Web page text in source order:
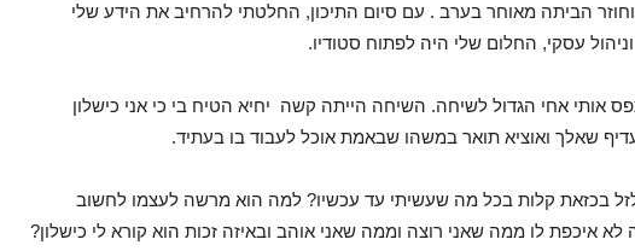
הביתה מאוחר בערב . עם סיום התיכון, החלטתי להרחיב את הידע שלי
עסקי, החלום שלי היה לפתוח סטודיו.
אותי אחי הגדול לשיחה. השיחה הייתה קשה יחיא הטיח בי כי אני כישלון
שאלך ואוציא תואר במשהו שבאמת אוכל לעבוד בו בעתיד.
בכזאת קלות בכל מה שעשיתי עד עכשיו? למה הוא מרשה לעצמו לחשוב
איכפת לו ממה שאני רוצה וממה שאני אוהב ובאיזה זכות הוא קורא לי כישלון?